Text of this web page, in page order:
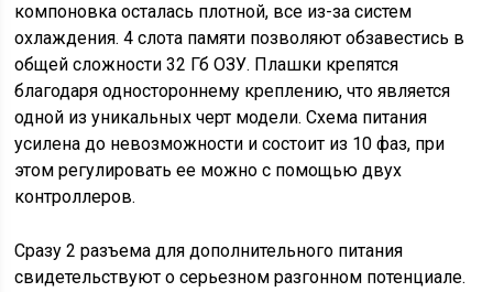
компоновка осталась плотной, все из-за систем
охлаждения. 4 слота памяти позволяют обзавестись в
общей сложности 32 Гб ОЗУ. Плашки крепятся
благодаря одностороннему креплению, что является
одной из уникальных черт модели. Схема питания
усилена до невозможности и состоит из 10 фаз, при
этом регулировать ее можно с помощью двух
контроллеров.
Сразу 2 разъема для дополнительного питания
свидетельствуют о серьезном разгонном потенциале.